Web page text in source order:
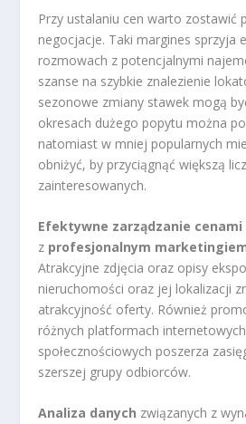
Przy ustalaniu cen warto zostawić
negocjacje. Taki margines sprzyja
rozmowach z potencjalnymi
szanse na szybkie znalezienie
sezonowe zmiany stawek mogą
okresach dużego popytu można
natomiast w mniej popularnych
obniżyć, by przyciągnąć większą
zainteresowanych.
Efektywne zarządzanie cenami
z profesjonalnym
Atrakcyjne zdjęcia oraz opisy
nieruchomości oraz jej lokalizacji
atrakcyjność oferty. Również
różnych platformach
społecznościowych poszerza
szerszej grupy odbiorców.
Analiza danych związanych z